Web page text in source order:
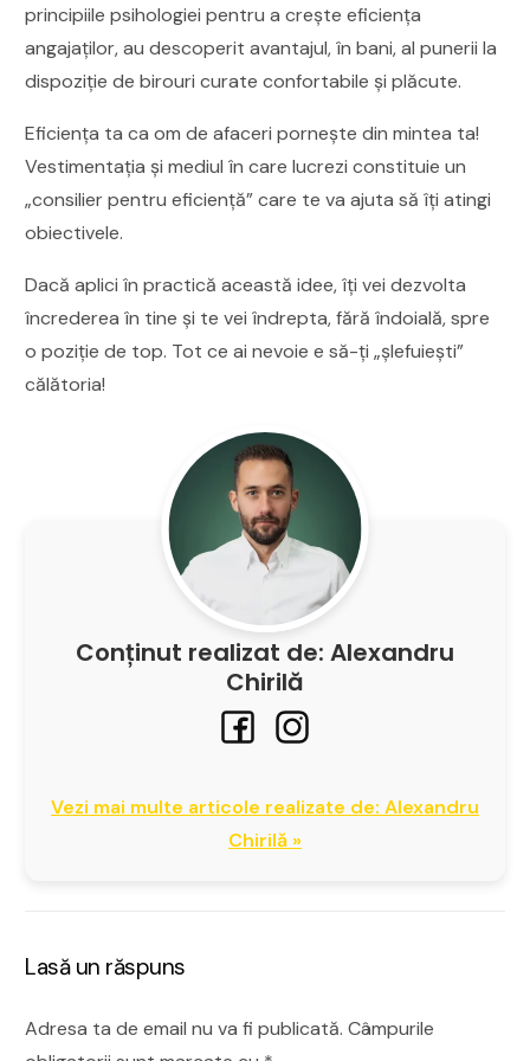
principiile psihologiei pentru a crește eficiența
angajaților, au descoperit avantajul, în bani, al punerii la
dispoziție de birouri curate confortabile și plăcute.
Eficiența ta ca om de afaceri pornește din mintea ta!
Vestimentația și mediul în care lucrezi constituie un
„consilier pentru eficiență” care te va ajuta să îți atingi
obiectivele.
Dacă aplici în practică această idee, îți vei dezvolta
încrederea în tine și te vei îndrepta, fără îndoială, spre
o poziție de top. Tot ce ai nevoie e să-ți „șlefuiești”
călătoria!
Conținut realizat de: Alexandru
Chirilă
Vezi mai multe articole realizate de: Alexandru
Chirilă »
Lasă un răspuns
Adresa ta de email nu va fi publicată. Câmpurile